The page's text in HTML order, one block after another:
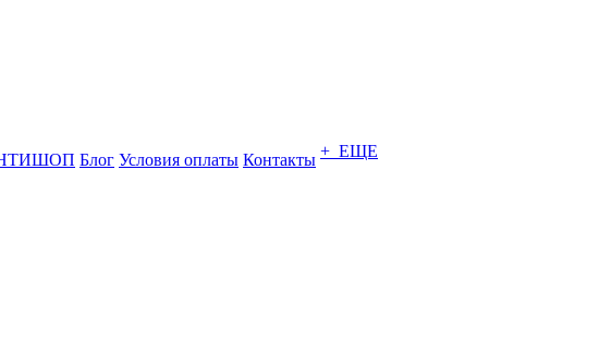
Блог Условия оплаты Контакты + ЕЩЕ